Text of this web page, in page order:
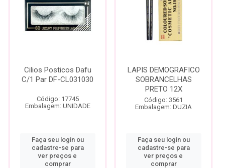
Cilios Posticos Dafu
C/1 Par DF-CL031030
Código: 17745
Embalagem: UNIDADE
Faça seu login ou
cadastre-se para
ver preços e
comprar
LAPIS DEMOGRAFICO
SOBRANCELHAS
PRETO 12X
Código: 3561
Embalagem: DUZIA
Faça seu login ou
cadastre-se para
ver preços e
comprar